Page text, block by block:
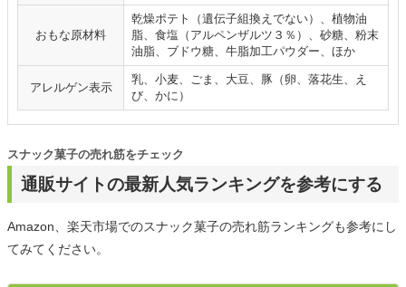
おもな原材料
乾燥ポテト（遺伝子組換えでない）、植物油
脂、食塩（アルペンザルツ３％）、砂糖、粉末
油脂、ブドウ糖、牛脂加工パウダー、ほか
アレルゲン表示
乳、小麦、ごま、大豆、豚（卵、落花生、え
び、かに）
通販サイトの最新人気ランキングを参考にする
スナック菓子の売れ筋をチェック
Amazon、楽天市場でのスナック菓子の売れ筋ランキングも参考にし
てみてください。